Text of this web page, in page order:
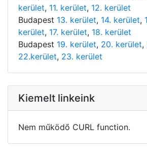
kerület, 11. kerület, 12. kerület
Budapest 13. kerület, 14. kerület,
kerület, 17. kerület, 18. kerület
Budapest 19. kerület, 20. kerület,
22.kerület, 23. kerület
Kiemelt linkeink
Nem működő CURL function.